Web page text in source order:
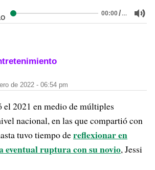
00:00/…
de 2022 - 06:54 pm
el 2021 en medio de múltiples
nacional, en las que compartió con
tuvo tiempo dereflexionar en
eventual ruptura con su novio, Jessi